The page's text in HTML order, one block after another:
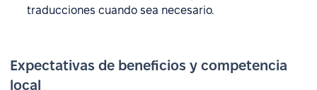
traducciones cuando sea necesario.
Expectativas de beneficios y competencia
local